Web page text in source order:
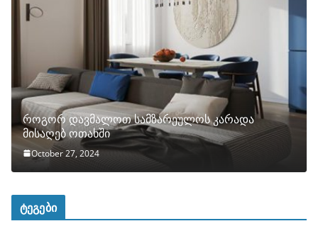
როგორ დავმალოთ სამზარეულოს კარადა
მისაღებ ოთახში
October 27, 2024
ტეგები